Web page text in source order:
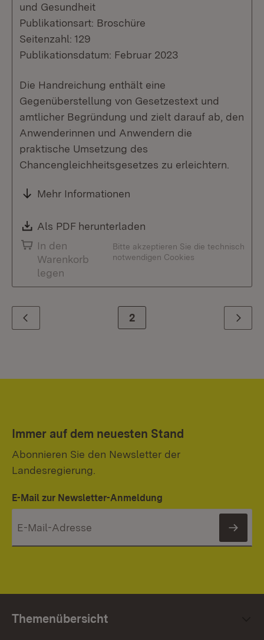
und Gesundheit
Publikationsart: Broschüre
Seitenzahl: 129
Publikationsdatum: Februar 2023
Die Handreichung enthält eine
Gegenüberstellung von Gesetzestext und
amtlicher Begründung und zielt darauf ab, den
Anwenderinnen und Anwendern die
praktische Umsetzung des
Chancengleichheitsgesetzes zu erleichtern.
Mehr Informationen
Download:
Als PDF herunterladen
In den
Warenkorb
legen
Bitte akzeptieren Sie die technisch
notwendigen Cookies
Zurück Zur Seite
2 Weiter
Immer auf dem neuesten Stand
Abonnieren Sie den Newsletter der
Landesregierung.
E-Mail zur Newsletter-Anmeldung
Themenübersicht